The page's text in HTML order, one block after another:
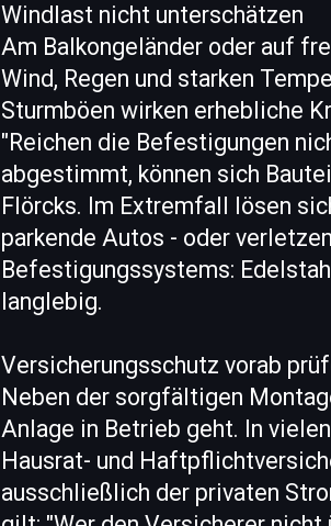
Windlast nicht unterschätzen
Am Balkongeländer oder auf
Wind, Regen und starken
Sturmböen wirken erhebliche
"Reichen die Befestigungen
abgestimmt, können sich
Flörcks. Im Extremfall lösen
parkende Autos - oder
Befestigungssystems:
langlebig.
Versicherungsschutz vorab
Neben der sorgfältigen
Anlage in Betrieb geht. In
Hausrat- und
ausschließlich der privaten